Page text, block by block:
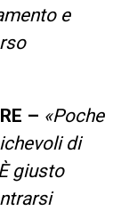
e
– «Poche
di
giusto